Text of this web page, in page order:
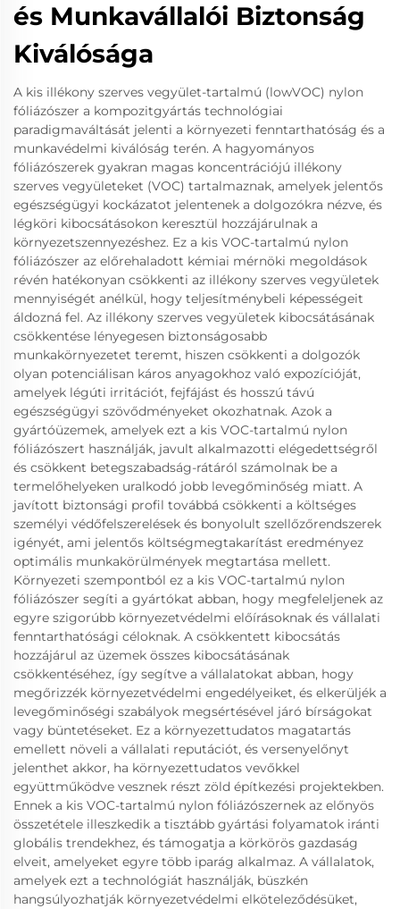
és Munkavállalói Biztonság
Kiválósága
A kis illékony szerves vegyület-tartalmú (lowVOC) nylon
fóliázószer a kompozitgyártás technológiai
paradigmaváltását jelenti a környezeti fenntarthatóság és a
munkavédelmi kiválóság terén. A hagyományos
fóliázószerek gyakran magas koncentrációjú illékony
szerves vegyületeket (VOC) tartalmaznak, amelyek jelentős
egészségügyi kockázatot jelentenek a dolgozókra nézve, és
légköri kibocsátásokon keresztül hozzájárulnak a
környezetszennyezéshez. Ez a kis VOC-tartalmú nylon
fóliázószer az előrehaladott kémiai mérnöki megoldások
révén hatékonyan csökkenti az illékony szerves vegyületek
mennyiségét anélkül, hogy teljesítménybeli képességeit
áldozná fel. Az illékony szerves vegyületek kibocsátásának
csökkentése lényegesen biztonságosabb
munkakörnyezetet teremt, hiszen csökkenti a dolgozók
olyan potenciálisan káros anyagokhoz való expozícióját,
amelyek légúti irritációt, fejfájást és hosszú távú
egészségügyi szövődményeket okozhatnak. Azok a
gyártóüzemek, amelyek ezt a kis VOC-tartalmú nylon
fóliázószert használják, javult alkalmazotti elégedettségről
és csökkent betegszabadság-rátáról számolnak be a
termelőhelyeken uralkodó jobb levegőminőség miatt. A
javított biztonsági profil továbbá csökkenti a költséges
személyi védőfelszerelések és bonyolult szellőzőrendszerek
igényét, ami jelentős költségmegtakarítást eredményez
optimális munkakörülmények megtartása mellett.
Környezeti szempontból ez a kis VOC-tartalmú nylon
fóliázószer segíti a gyártókat abban, hogy megfeleljenek az
egyre szigorúbb környezetvédelmi előírásoknak és vállalati
fenntarthatósági céloknak. A csökkentett kibocsátás
hozzájárul az üzemek összes kibocsátásának
csökkentéséhez, így segítve a vállalatokat abban, hogy
megőrizzék környezetvédelmi engedélyeiket, és elkerüljék a
levegőminőségi szabályok megsértésével járó bírságokat
vagy büntetéseket. Ez a környezettudatos magatartás
emellett növeli a vállalati reputációt, és versenyelőnyt
jelenthet akkor, ha környezettudatos vevőkkel
együttműködve vesznek részt zöld építkezési projektekben.
Ennek a kis VOC-tartalmú nylon fóliázószernek az előnyös
összetétele illeszkedik a tisztább gyártási folyamatok iránti
globális trendekhez, és támogatja a körkörös gazdaság
elveit, amelyeket egyre több iparág alkalmaz. A vállalatok,
amelyek ezt a technológiát használják, büszkén
hangsúlyozhatják környezetvédelmi elköteleződésüket,